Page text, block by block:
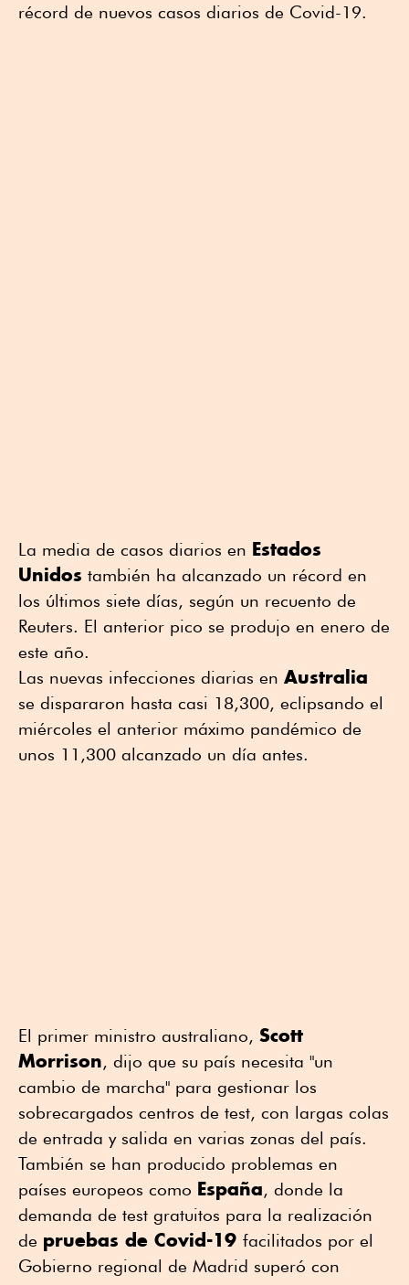
récord de nuevos casos diarios de Covid-19.
La media de casos diarios en Estados
Unidos también ha alcanzado un récord en
los últimos siete días, según un recuento de
Reuters. El anterior pico se produjo en enero de
este año.
Las nuevas infecciones diarias en Australia
se dispararon hasta casi 18,300, eclipsando el
miércoles el anterior máximo pandémico de
unos 11,300 alcanzado un día antes.
El primer ministro australiano, Scott
Morrison, dijo que su país necesita "un
cambio de marcha" para gestionar los
sobrecargados centros de test, con largas colas
de entrada y salida en varias zonas del país.
También se han producido problemas en
países europeos como España, donde la
demanda de test gratuitos para la realización
de pruebas de Covid-19 facilitados por el
Gobierno regional de Madrid superó con